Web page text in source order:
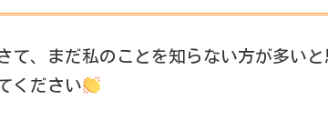
て、まだ私のことを知らない方が多い
ください